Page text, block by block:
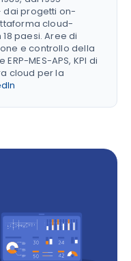
dai progetti on-
cloud-
paesi. Aree di
e controllo della
MES-APS, KPI di
cloud per la